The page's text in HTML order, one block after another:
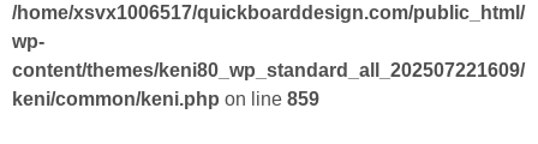
/home/xsvx1006517/quickboarddesign.com/public_html/
wp-
content/themes/keni80_wp_standard_all_202507221609/
keni/common/keni.php on line 859